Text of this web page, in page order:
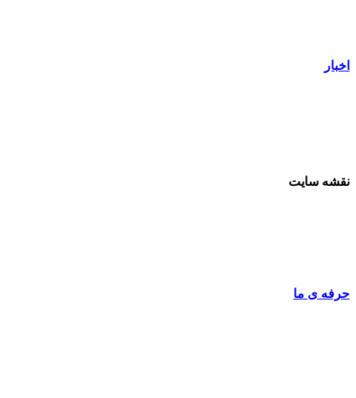
اخبار
نقشه سایت
حرفه ی ما